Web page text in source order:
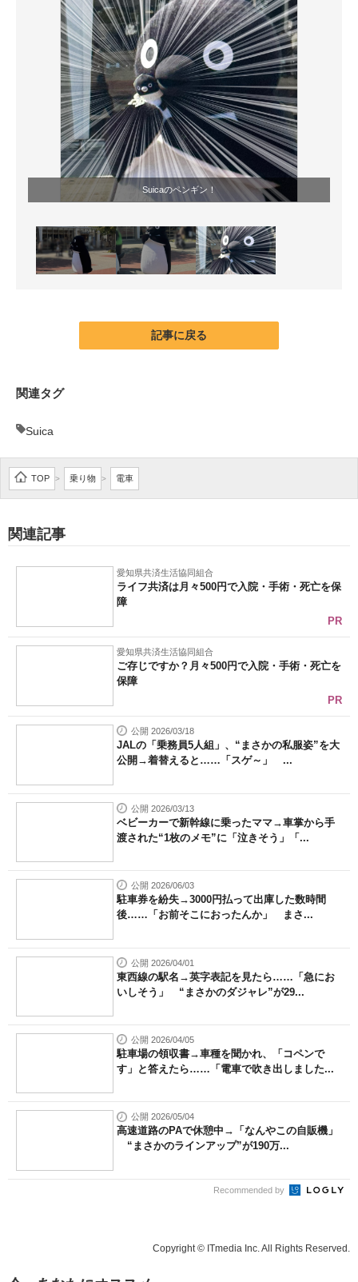
Suicaのペンギン！
記事に戻る
関連タグ
Suica
TOP > 乗り物 > 電車
関連記事
愛知県共済生活協同組合
ライフ共済は月々500円で入院・手術・死亡を保
障
PR
愛知県共済生活協同組合
ご存じですか？月々500円で入院・手術・死亡を
保障
PR
公開 2026/03/18
JALの「乗務員5人組」、“まさかの私服姿”を大
公開→着替えると……「スゲ～」 ...
公開 2026/03/13
ベビーカーで新幹線に乗ったママ→車掌から手
渡された“1枚のメモ”に「泣きそう」「...
公開 2026/06/03
駐車券を紛失→3000円払って出庫した数時間
後……「お前そこにおったんか」 まさ...
公開 2026/04/01
東西線の駅名→英字表記を見たら……「急にお
いしそう」 “まさかのダジャレ”が29...
公開 2026/04/05
駐車場の領収書→車種を聞かれ、「コペンで
す」と答えたら……「電車で吹き出しました...
公開 2026/05/04
高速道路のPAで休憩中→「なんやこの自販機」
“まさかのラインアップ”が190万...
Recommended by
Copyright © ITmedia Inc. All Rights Reserved.